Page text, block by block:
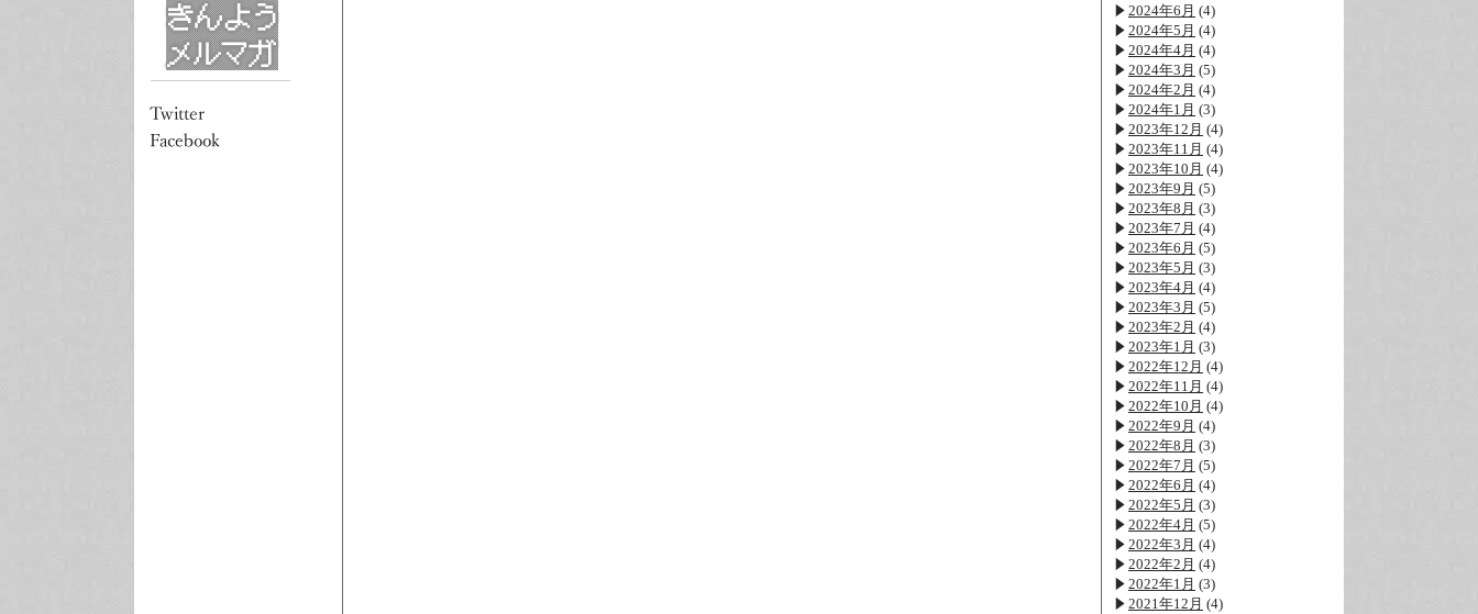
2024年6月 (4)
2024年5月 (4)
2024年4月 (4)
2024年3月 (5)
2024年2月 (4)
2024年1月 (3)
2023年12月 (4)
2023年11月 (4)
2023年10月 (4)
2023年9月 (5)
2023年8月 (3)
2023年7月 (4)
2023年6月 (5)
2023年5月 (3)
2023年4月 (4)
2023年3月 (5)
2023年2月 (4)
2023年1月 (3)
2022年12月 (4)
2022年11月 (4)
2022年10月 (4)
2022年9月 (4)
2022年8月 (3)
2022年7月 (5)
2022年6月 (4)
2022年5月 (3)
2022年4月 (5)
2022年3月 (4)
2022年2月 (4)
2022年1月 (3)
2021年12月 (4)